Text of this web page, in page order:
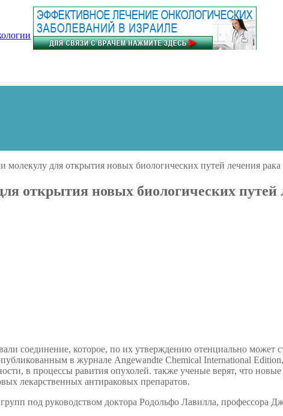
молекулу для открытия новых биологических путей лечения рака
открытия новых биологических путей
соединение, которое, по их утверждению отенциально
в журнале Angewandte Chemical International
в процессы равития опухолей. также ученые верят, что
лекарственных антираковых препаратов.
под руководством доктора Родольфо Лавилла,